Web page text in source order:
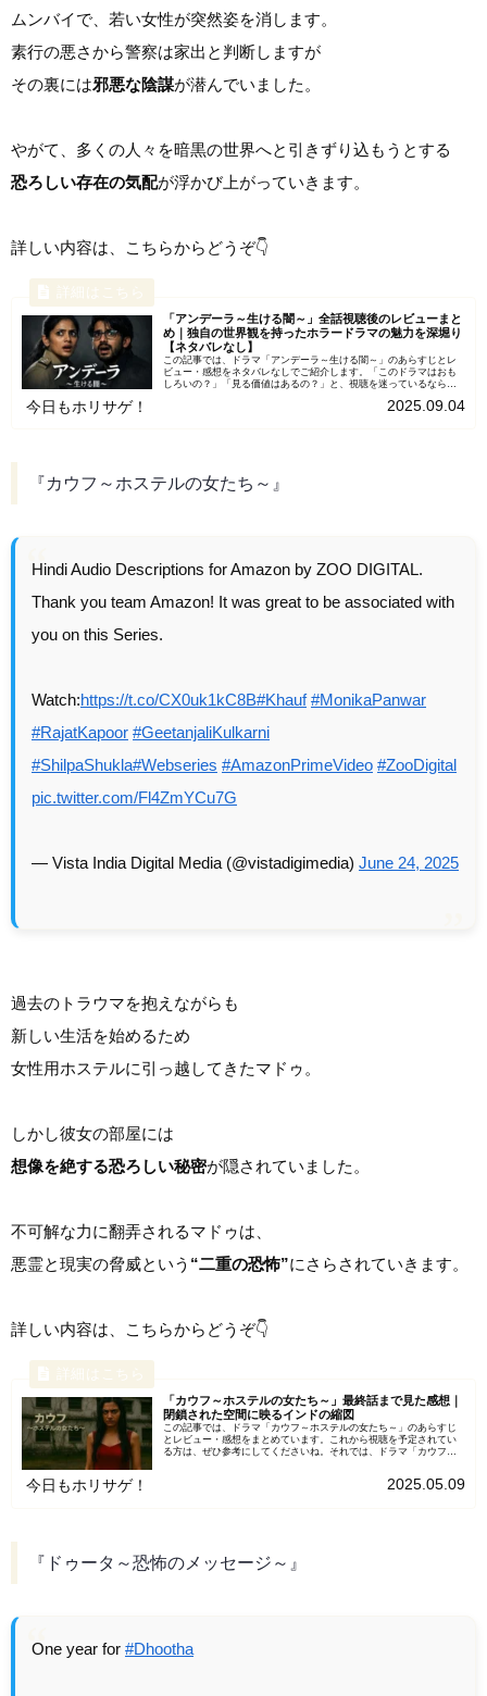
ムンバイで、若い女性が突然姿を消します。
素行の悪さから警察は家出と判断しますが
その裏には邪悪な陰謀が潜んでいました。
やがて、多くの人々を暗黒の世界へと引きずり込もうとする
恐ろしい存在の気配が浮かび上がっていきます。
詳しい内容は、こちらからどうぞ👇
「アンデーラ～生ける闇～」全話視聴後のレビューまと
め｜独自の世界観を持ったホラードラマの魅力を深堀り
【ネタバレなし】
この記事では、ドラマ「アンデーラ～生ける闇～」のあらすじとレ
ビュー・感想をネタバレなしでご紹介します。「このドラマはおも
しろいの？」「見る価値はあるの？」と、視聴を迷っているなら、
今日もホリサゲ！ 2025.09.04
『カウフ～ホステルの女たち～』
Hindi Audio Descriptions for Amazon by ZOO DIGITAL.
Thank you team Amazon! It was great to be associated with
you on this Series.
Watch:https://t.co/CX0uk1kC8B#Khauf #MonikaPanwar
#RajatKapoor #GeetanjaliKulkarni
#ShilpaShukla#Webseries #AmazonPrimeVideo #ZooDigital
pic.twitter.com/Fl4ZmYCu7G
— Vista India Digital Media (@vistadigimedia) June 24, 2025
過去のトラウマを抱えながらも
新しい生活を始めるため
女性用ホステルに引っ越してきたマドゥ。
しかし彼女の部屋には
想像を絶する恐ろしい秘密が隠されていました。
不可解な力に翻弄されるマドゥは、
悪霊と現実の脅威という “二重の恐怖”にさらされていきます。
詳しい内容は、こちらからどうぞ👇
「カウフ～ホステルの女たち～」最終話まで見た感想｜
閉鎖された空間に映るインドの縮図
この記事では、ドラマ「カウフ～ホステルの女たち～」のあらすじ
とレビュー・感想をまとめています。これから視聴を予定されてい
る方は、ぜひ参考にしてくださいね。それでは、ドラマ「カウフ～
今日もホリサゲ！ 2025.05.09
『ドゥータ～恐怖のメッセージ～』
One year for #Dhootha